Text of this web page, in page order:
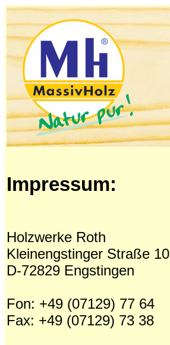
Impressum:
Holzwerke Roth
Kleinengstinger Straße 10
D-72829 Engstingen
Fon: +49 (07129) 77 64
Fax: +49 (07129) 73 38